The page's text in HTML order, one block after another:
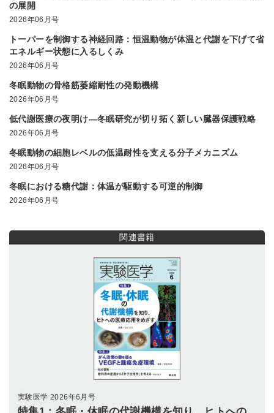
の展開
2026年06月号
トーパーを制御する神経回路：恒温動物が体温と代謝を下げて省
エネルギー状態に入るしくみ
2026年06月号
冬眠動物の骨格筋萎縮耐性の発動機構
2026年06月号
低代謝医療の夜明け―冬眠研究が切り拓く新しい臓器保護戦略
2026年06月号
冬眠動物の細胞レベルの低温耐性を支える分子メカニズム
2026年06月号
冬眠における糖代謝：体温が駆動する可逆的制御
2026年06月号
関連書籍
実験医学 2026年6月号